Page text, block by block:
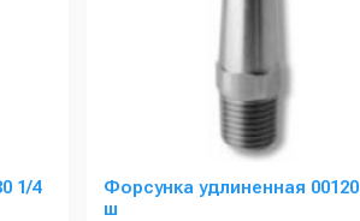
Форсунка удлиненная 00120 1/4
ш